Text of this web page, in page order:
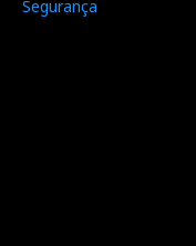
Segurança